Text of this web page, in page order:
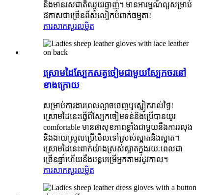
និងមានរសជាតិឈ្ងុយឆ្ងាញ់។ មានអារម្មណ៍ល្អសម្រាប់
ឱកាសជាច្រើនពីសំលៀកបំពាក់ធម្មតា!
ការសាកសួរលម្អិត
ស្រោមដៃស្បែកសត្វចៀមជាមួយស្បែកចរនៅ
ខាងក្រោយ
សម្រាប់ការងារពេលល្ងាចចេញឬស្លៀករាល់ថ្ងៃ!
ស្រោមដៃនេះធ្វើពីស្បែកចៀមទន់និងប្រើបានយូរ
comfortable មានផាសុខភាពខ្លាំងជាមួយនឹងការរលុង
និងងាយស្រួលប្រើមើលទៅស្រស់ស្អាតនិងស្អាត។
ស្រោមដៃនេះពាក់យ៉ាងស្រស់ស្អាតក្នុងរយៈពេលជា
ច្រើនឆ្នាំហើយនឹងបន្តបម្រើអ្នកតាមរដូវកាល។
ការសាកសួរលម្អិត